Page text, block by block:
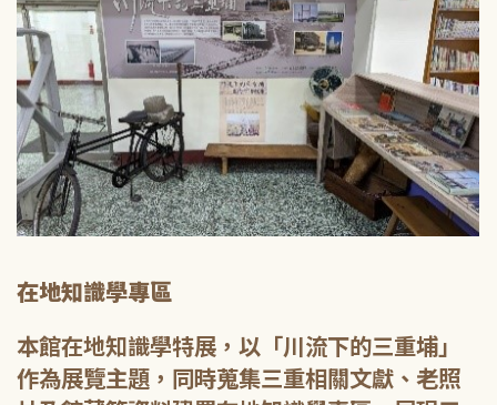
在地知識學專區
本館在地知識學特展，以「川流下的三重埔」
作為展覽主題，同時蒐集三重相關文獻、老照